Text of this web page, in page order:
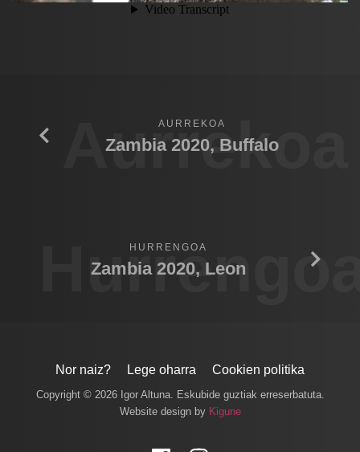
Aurrekoa
AURREKOA
Zambia 2020, Buffalo
HURRENGOA
Zambia 2020, Leon
Nor naiz? Lege oharra Cookien politika
Copyright © 2026 Igor Altuna. Eskubide guztiak erreserbatuta.
Website design by Kigune